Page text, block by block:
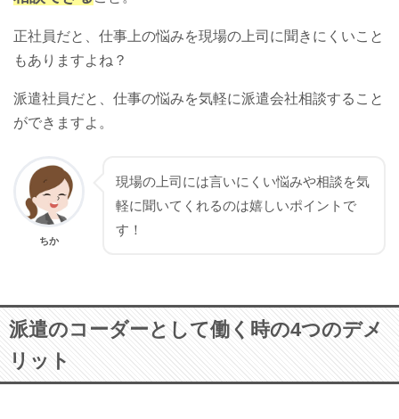
正社員だと、仕事上の悩みを現場の上司に聞きにくいこと
もありますよね？
派遣社員だと、仕事の悩みを気軽に派遣会社相談すること
ができますよ。
ちか
現場の上司には言いにくい悩みや相談を気
軽に聞いてくれるのは嬉しいポイントで
す！
派遣のコーダーとして働く時の4つのデメ
リット